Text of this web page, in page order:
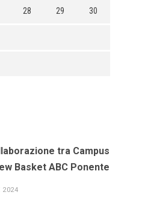
28 29 30
tra Campus
Basket ABC Ponente
2024